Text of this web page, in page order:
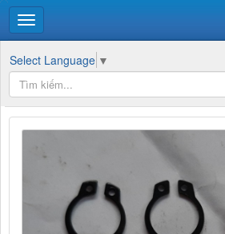
Select Language ▼